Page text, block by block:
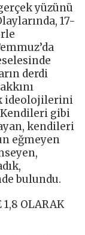
yüzünü
17-
derdi
ideolojilerini
gibi
kendileri
eğmeyen
bulundu.
OLARAK